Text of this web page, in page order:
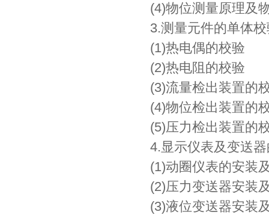
(4)物位测量原理及
3.测量元件的单体
(1)热电偶的校验
(2)热电阻的校验
(3)流量检出装置的
(4)物位检出装置的
(5)压力检出装置的
4.显示仪表及变送
(1)动圈仪表的安装
(2)压力变送器安装
(3)液位变送器安装